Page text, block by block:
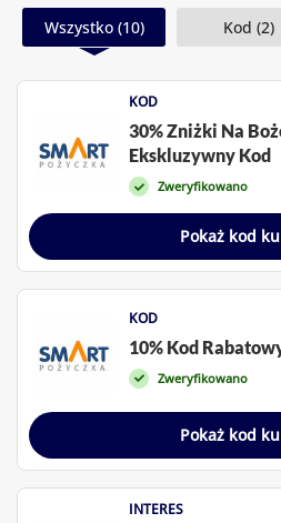
Wszystko (10) Kod (2)
KOD
30% Zniżki Na
Ekskluzywny Kod
Zweryfikowano
Pokaż kod
KOD
10% Kod
Zweryfikowano
Pokaż kod
INTERES